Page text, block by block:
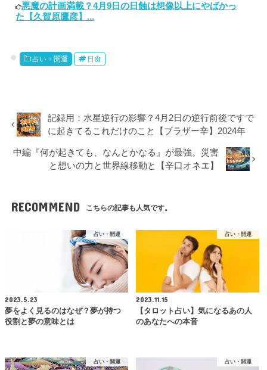
悪魔の計画満載？4月9日の日蝕は想像以上にやばかっ
た【久賀原鷹彦】...
占い・開運 日食
記録用：水星逆行の影響？4月2日の逆行前後ですで
に起きてるこれだけのこと【ブラザー辛】2024年
中編『何が起きても、なんとかなる』が最強。災害
と想いの力と世界線移動と【辛口オネエ】
RECOMMEND こちらの記事も人気です。
占い・開運
2023.5.23
夢をよく見るのはなぜ？夢が持つ
役割と夢の意味とは
占い・開運
2023.11.15
【タロット占い】気になるあの人
のあなたへの本音
占い・開運 占い・開運